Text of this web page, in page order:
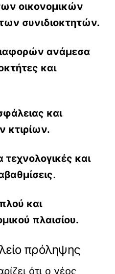
οικονομικών
συνιδιοκτητών.
ανάμεσα
και
και
κτιρίων.
τεχνολογικές και
.
και
πλαισίου.
πρόληψης
ότι ο νέος